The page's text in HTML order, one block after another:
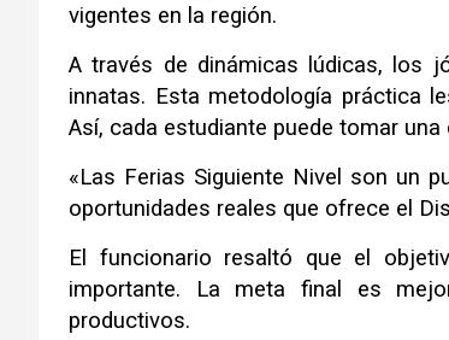
vigentes en la región.
A través de dinámicas lúdicas, los
innatas. Esta metodología práctica
Así, cada estudiante puede tomar
«Las Ferias Siguiente Nivel son un
oportunidades reales que ofrece el
El funcionario resaltó que el
importante.
La meta final es
productivos.